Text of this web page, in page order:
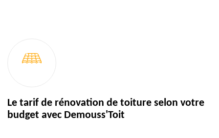
Le tarif de rénovation de toiture selon votre
budget avec Demouss'Toit